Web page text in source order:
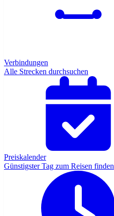
Verbindungen
Alle Strecken durchsuchen
Preiskalender
Günstigster Tag zum Reisen finden